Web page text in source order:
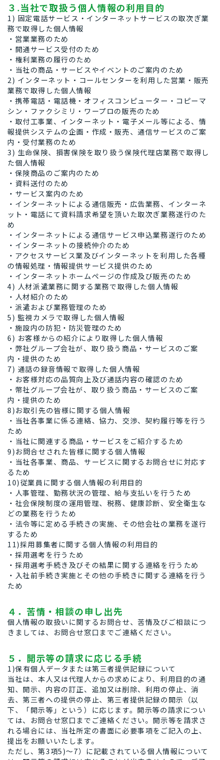
３.当社で取扱う個人情報の利用目的
1) 固定電話サービス・インターネットサービスの取次ぎ業
務で取得した個人情報
・営業業務のため
・開通サービス受付のため
・権利業務の履行のため
・当社の商品・サービスやイベントのご案内のため
2) インターネット・コールセンターを利用した営業・販売
業務で取得した個人情報
・携帯電話・電話機・オフィスコンピューター・コピーマ
シン・ファクシミリ・ワープロの販売のため
・取付工事業、インターネット・電子メール等による、情
報提供システムの企画・作成・販売、通信サービスのご案
内・受付業務のため
3) 生命保険、損害保険を取り扱う保険代理店業務で取得し
た個人情報
・保険商品のご案内のため
・資料送付のため
・サービス案内のため
・インターネットによる通信販売・広告業務、インターネ
ット・電話にて資料請求希望を頂いた取次ぎ業務遂行のた
め
・インターネットによる通信サービス申込業務遂行のため
・インターネットの接続仲介のため
・アクセスサービス業及びインターネットを利用した各種
の情報処理・情報提供サービス提供のため
・インターネットホームページの作成及び販売のため
4) 人材派遣業務に関する業務で取得した個人情報
・人材紹介のため
・派遣および業務管理のため
5) 監視カメラで取得した個人情報
・施設内の防犯・防災管理のため
6) お客様からの紹介により取得した個人情報
・弊社グループ会社が、取り扱う商品・サービスのご案
内・提供のため
7) 通話の録音情報で取得した個人情報
・お客様対応の品質向上及び通話内容の確認のため
・幣社グループ会社が、取り扱う商品・サービスのご案
内・提供のため
8)お取引先の皆様に関する個人情報
・当社各事業に係る連絡、協力、交渉、契約履行等を行う
ため
・当社に関連する商品・サービスをご紹介するため
9)お問合せされた皆様に関する個人情報
・当社各事業、商品、サービスに関するお問合せに対応す
るため
10)従業員に関する個人情報の利用目的
・人事管理、勤務状況の管理、給与支払いを行うため
・社会保険制度の運用管理、税務、健康診断、安全衛生な
どの業務を行うため
・法令等に定める手続きの実施、その他会社の業務を遂行
するため
11)採用募集者に関する個人情報の利用目的
・採用選考を行うため
・採用選考手続き及びその結果に関する連絡を行うため
・入社前手続き実施とその他の手続きに関する連絡を行う
ため
４．苦情・相談の申し出先
個人情報の取扱いに関するお問合せ、苦情及びご相談につ
きましては、お問合せ窓口までご連絡ください。
５．開示等の請求に応じる手続
1)保有個人データまたは第三者提供記録について
当社は、本人又は代理人からの求めにより、利用目的の通
知、開示、内容の訂正、追加又は削除、利用の停止、消
去、第三者への提供の停止、第三者提供記録の開示（以
下、「開示等」という）に応じます。開示等の請求につい
ては、お問合せ窓口までご連絡ください。開示等を請求さ
れる場合には、当社所定の書面に必要事項をご記入の上、
提出をお願いいたします。
ただし、第3項5)～7）に記載されている個人情報について